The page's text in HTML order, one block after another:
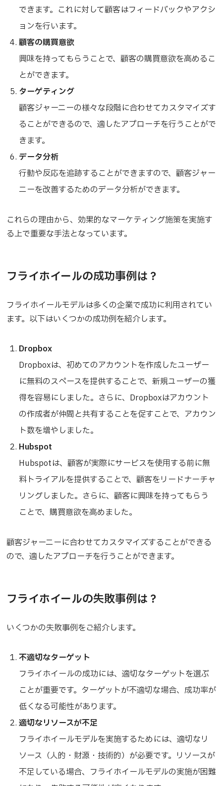
できます。これに対して顧客はフィードバックやアクシ
ョンを行います。
顧客の購買意欲
興味を持ってもらうことで、顧客の購買意欲を高めるこ
とができます。
ターゲティング
顧客ジャーニーの様々な段階に合わせてカスタマイズす
ることができるので、適したアプローチを行うことがで
きます。
データ分析
行動や反応を追跡することができますので、顧客ジャー
ニーを改善するためのデータ分析ができます。
これらの理由から、効果的なマーケティング施策を実施す
る上で重要な手法となっています。
フライホイールの成功事例は？
フライホイールモデルは多くの企業で成功に利用されてい
ます。以下はいくつかの成功例を紹介します。
Dropbox
Dropboxは、初めてのアカウントを作成したユーザー
に無料のスペースを提供することで、新規ユーザーの獲
得を容易にしました。さらに、Dropboxはアカウント
の作成者が仲間と共有することを促すことで、アカウン
ト数を増やしました。
Hubspot
Hubspotは、顧客が実際にサービスを使用する前に無
料トライアルを提供することで、顧客をリードナーチャ
リングしました。さらに、顧客に興味を持ってもらう
ことで、購買意欲を高めました。
顧客ジャーニーに合わせてカスタマイズすることができる
ので、適したアプローチを行うことができます。
フライホイールの失敗事例は？
いくつかの失敗事例をご紹介します。
不適切なターゲット
フライホイールの成功には、適切なターゲットを選ぶ
ことが重要です。ターゲットが不適切な場合、成功率が
低くなる可能性があります。
適切なリソースが不足
フライホイールモデルを実施するためには、適切なリ
ソース（人的・財源・技術的）が必要です。リソースが
不足している場合、フライホイールモデルの実施が困難